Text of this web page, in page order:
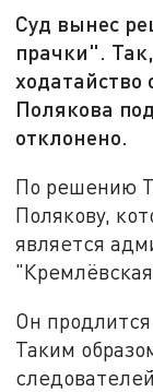
Суд вынес
прачки".
Полякова
отклонено.
По решению
Полякову,
является
Он
Таким